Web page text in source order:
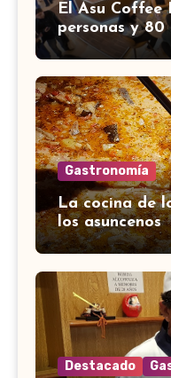
El Asu Coffee
personas y 80
Gastronomía
La cocina de
los asuncenos
Destacado